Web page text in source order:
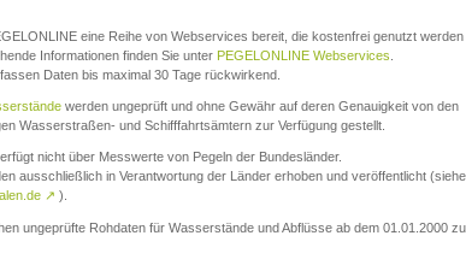
eine Reihe von Webservices bereit, die kostenfrei genutzt werden
Informationen finden Sie unter PEGELONLINE Webservices
Daten bis maximal 30 Tage rückwirkend.
werden ungeprüft und ohne Gewähr auf deren Genauigkeit von den
Wasserstraßen- und Schifffahrtsämtern zur Verfügung gestellt.
nicht über Messwerte von Pegeln der Bundesländer.
ausschließlich in Verantwortung der Länder erhoben und veröffentlicht (siehe
↗ ).
ungeprüfte Rohdaten für Wasserstände und Abflüsse ab dem 01.01.2000